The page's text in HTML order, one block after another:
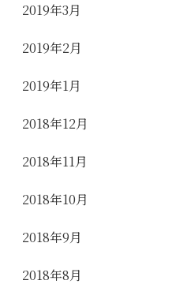
2019年3月
2019年2月
2019年1月
2018年12月
2018年11月
2018年10月
2018年9月
2018年8月